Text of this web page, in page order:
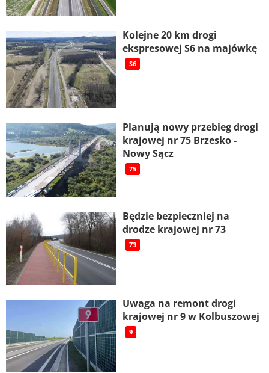
Kolejne 20 km drogi
ekspresowej S6 na majówkę
S6
Planują nowy przebieg drogi
krajowej nr 75 Brzesko -
Nowy Sącz
75
Będzie bezpieczniej na
drodze krajowej nr 73
73
Uwaga na remont drogi
krajowej nr 9 w Kolbuszowej
9